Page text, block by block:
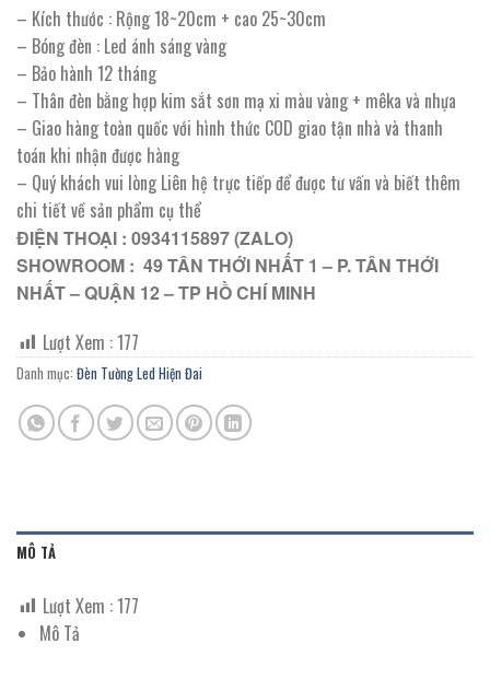
là:
845.000 ₫.
tại
422.500 ₫.
– Kích thước : Rộng 18~20cm + cao 25~30cm
– Bóng đèn : Led ánh sáng vàng
– Bảo hành 12 tháng
– Thân đèn bằng hợp kim sắt sơn mạ xi màu vàng + mêka và nhựa
– Giao hàng toàn quốc với hình thức COD giao tận nhà và thanh
toán khi nhận được hàng
– Quý khách vui lòng Liên hệ trực tiếp để được tư vấn và biết thêm
chi tiết về sản phẩm cụ thể
ĐIỆN THOẠI : 0934115897 (ZALO)
SHOWROOM : 49 TÂN THỚI NHẤT 1 – P. TÂN THỚI
NHẤT – QUẬN 12 – TP HỒ CHÍ MINH
Lượt Xem :177
Danh mục: Đèn Tường Led Hiện Đai
MÔ TẢ
Lượt Xem :177
Mô Tả